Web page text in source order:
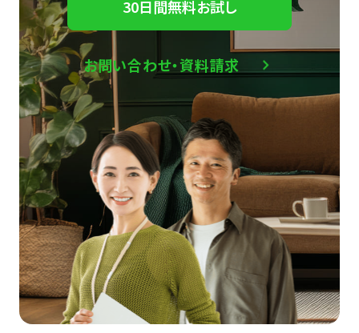
30日間無料お試し
お問い合わせ・資料請求